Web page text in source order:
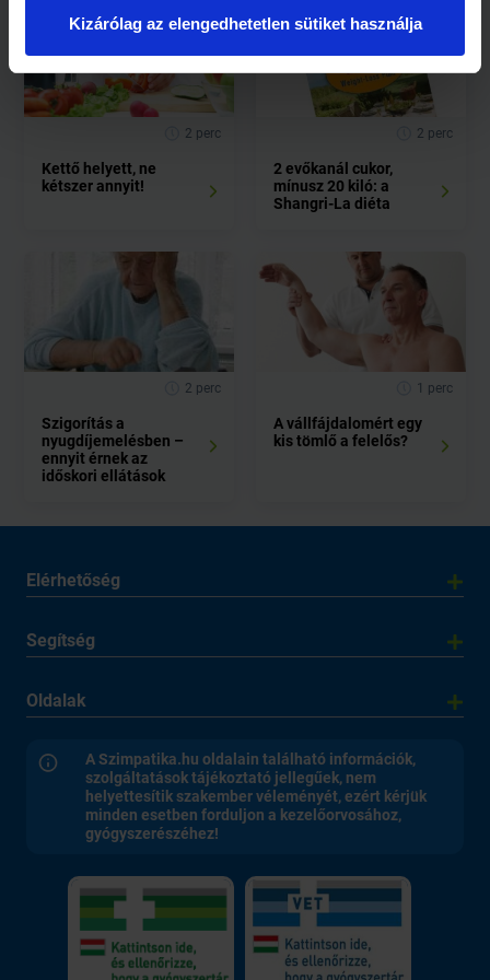
Kizárólag az elengedhetetlen sütiket használja
2 perc
Kettő helyett, ne
kétszer annyit!
2 perc
2 evőkanál cukor,
mínusz 20 kiló: a
Shangri-La diéta
2 perc
Szigorítás a
nyugdíjemelésben –
ennyit érnek az
időskori ellátások
1 perc
A vállfájdalomért egy
kis tömlő a felelős?
Elérhetőség
Segítség
Oldalak
A Szimpatika.hu oldalain található információk,
szolgáltatások tájékoztató jellegűek, nem
helyettesítik szakember véleményét, ezért kérjük
minden esetben forduljon a kezelőorvosához,
gyógyszerészéhez!